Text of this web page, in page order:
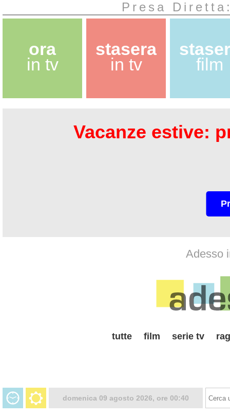
Presa
ora
in tv
stasera
in tv
film
Vacanze estive:
Adesso
tutte film serie tv
domenica 09 agosto 2026, ore 00:40